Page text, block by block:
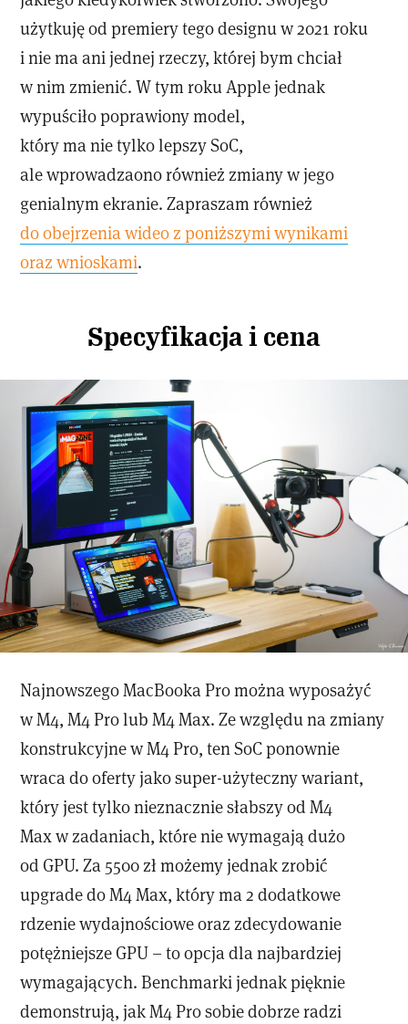
użytkuję od premiery tego designu w 2021 roku
i nie ma ani jednej rzeczy, której bym chciał
w nim zmienić. W tym roku Apple jednak
wypuściło poprawiony model,
który ma nie tylko lepszy SoC,
ale wprowadzaono również zmiany w jego
genialnym ekranie. Zapraszam również
do obejrzenia wideo z poniższymi wynikami
oraz wnioskami.
Specyfikacja i cena
Najnowszego MacBooka Pro można wyposażyć
w M4, M4 Pro lub M4 Max. Ze względu na zmiany
konstrukcyjne w M4 Pro, ten SoC ponownie
wraca do oferty jako super-użyteczny wariant,
który jest tylko nieznacznie słabszy od M4
Max w zadaniach, które nie wymagają dużo
od GPU. Za 5500 zł możemy jednak zrobić
upgrade do M4 Max, który ma 2 dodatkowe
rdzenie wydajnościowe oraz zdecydowanie
potężniejsze GPU – to opcja dla najbardziej
wymagających. Benchmarki jednak pięknie
demonstrują, jak M4 Pro sobie dobrze radzi